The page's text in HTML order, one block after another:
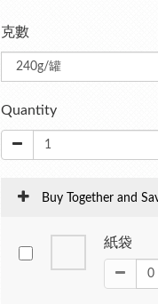
克數
Quantity
Buy Together and
紙袋